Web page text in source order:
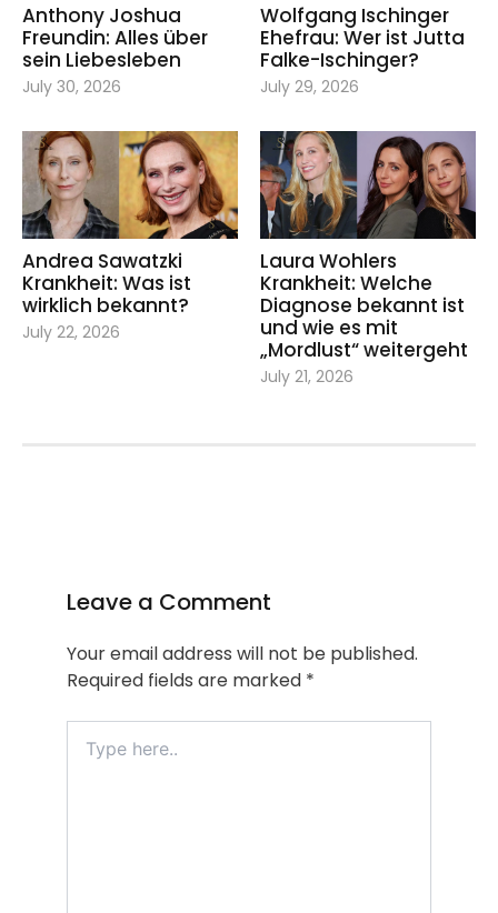
Anthony Joshua
Freundin: Alles über
sein Liebesleben
July 30, 2026
Wolfgang Ischinger
Ehefrau: Wer ist Jutta
Falke-Ischinger?
July 29, 2026
Andrea Sawatzki
Krankheit: Was ist
wirklich bekannt?
July 22, 2026
Laura Wohlers
Krankheit: Welche
Diagnose bekannt ist
und wie es mit
„Mordlust“ weitergeht
July 21, 2026
Leave a Comment
Your email address will not be published.
Required fields are marked *
here..